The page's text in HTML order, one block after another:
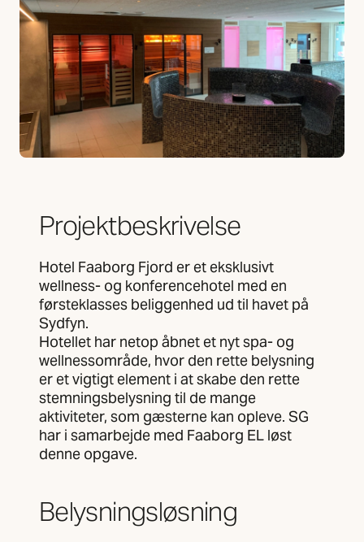
Projektbeskrivelse
Hotel Faaborg Fjord er et eksklusivt
wellness- og konferencehotel med en
førsteklasses beliggenhed ud til havet på
Sydfyn.
Hotellet har netop åbnet et nyt spa- og
wellnessområde, hvor den rette belysning
er et vigtigt element i at skabe den rette
stemningsbelysning til de mange
aktiviteter, som gæsterne kan opleve. SG
har i samarbejde med Faaborg EL løst
denne opgave.
Belysningsløsning